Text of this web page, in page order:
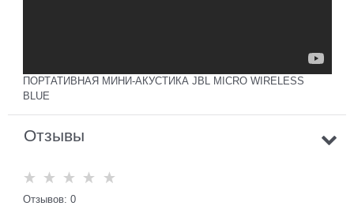
ПОРТАТИВНАЯ МИНИ-АКУСТИКА JBL MICRO WIRELESS
BLUE
Отзывы
Отзывов: 0